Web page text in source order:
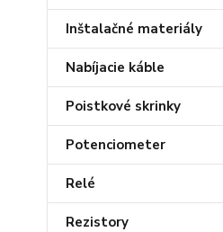
Inštalačné materiály
Nabíjacie káble
Poistkové skrinky
Potenciometer
Relé
Rezistory